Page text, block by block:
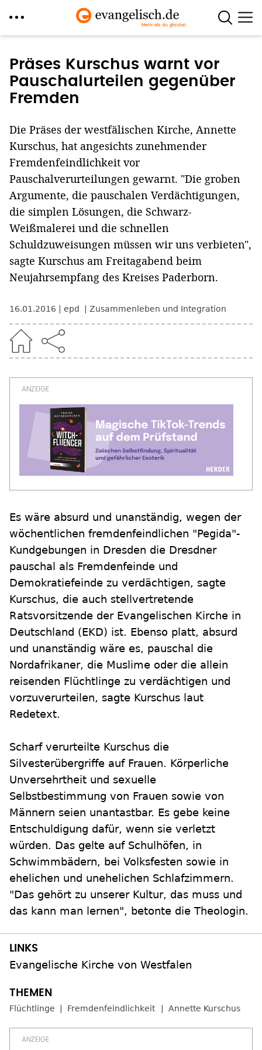
zum
Inhalt
Präses Kurschus warnt vor
Pauschalurteilen gegenüber
Fremden
Die Präses der westfälischen Kirche, Annette
Kurschus, hat angesichts zunehmender
Fremdenfeindlichkeit vor
Pauschalverurteilungen gewarnt. "Die groben
Argumente, die pauschalen Verdächtigungen,
die simplen Lösungen, die Schwarz-
Weißmalerei und die schnellen
Schuldzuweisungen müssen wir uns verbieten",
sagte Kurschus am Freitagabend beim
Neujahrsempfang des Kreises Paderborn.
16.01.2016 epd Zusammenleben und Integration
Es wäre absurd und unanständig, wegen der
wöchentlichen fremdenfeindlichen "Pegida"-
Kundgebungen in Dresden die Dresdner
pauschal als Fremdenfeinde und
Demokratiefeinde zu verdächtigen, sagte
Kurschus, die auch stellvertretende
Ratsvorsitzende der Evangelischen Kirche in
Deutschland (EKD) ist. Ebenso platt, absurd
und unanständig wäre es, pauschal die
Nordafrikaner, die Muslime oder die allein
reisenden Flüchtlinge zu verdächtigen und
vorzuverurteilen, sagte Kurschus laut
Redetext.
Scharf verurteilte Kurschus die
Silvesterübergriffe auf Frauen. Körperliche
Unversehrtheit und sexuelle
Selbstbestimmung von Frauen sowie von
Männern seien unantastbar. Es gebe keine
Entschuldigung dafür, wenn sie verletzt
würden. Das gelte auf Schulhöfen, in
Schwimmbädern, bei Volksfesten sowie in
ehelichen und unehelichen Schlafzimmern.
"Das gehört zu unserer Kultur, das muss und
das kann man lernen", betonte die Theologin.
Evangelische Kirche von Westfalen
Flüchtlinge Fremdenfeindlichkeit Annette Kurschus